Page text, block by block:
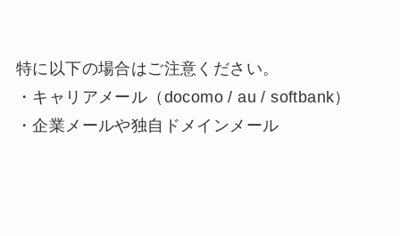
特に以下の場合はご注意ください。
・キャリアメール（docomo / au / softbank）
・企業メールや独自ドメインメール